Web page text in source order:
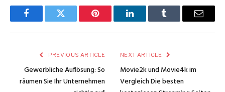
FacebookTwitter Pinterest LinkedInTumblr Email
PREVIOUS ARTICLE
Gewerbliche Auflösung: So
räumen Sie Ihr Unternehmen
NEXT ARTICLE
Movie2k und Movie4k im
Vergleich Die besten